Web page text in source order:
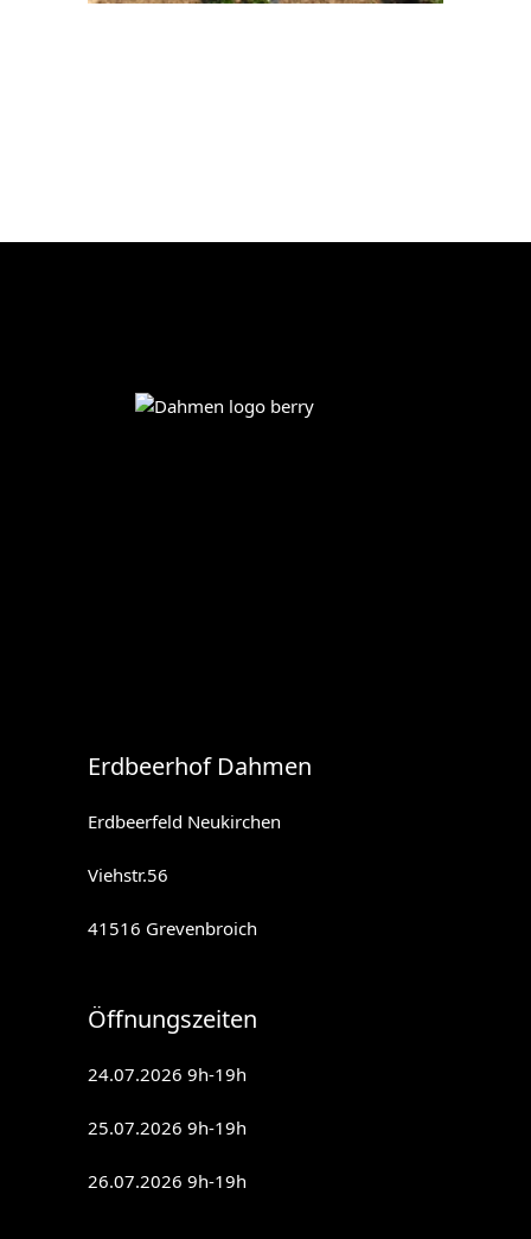
Erdbeerhof Dahmen
Erdbeerfeld Neukirchen
Viehstr.56
41516 Grevenbroich
Öffnungszeiten
24.07.2026 9h-19h
25.07.2026 9h-19h
26.07.2026 9h-19h